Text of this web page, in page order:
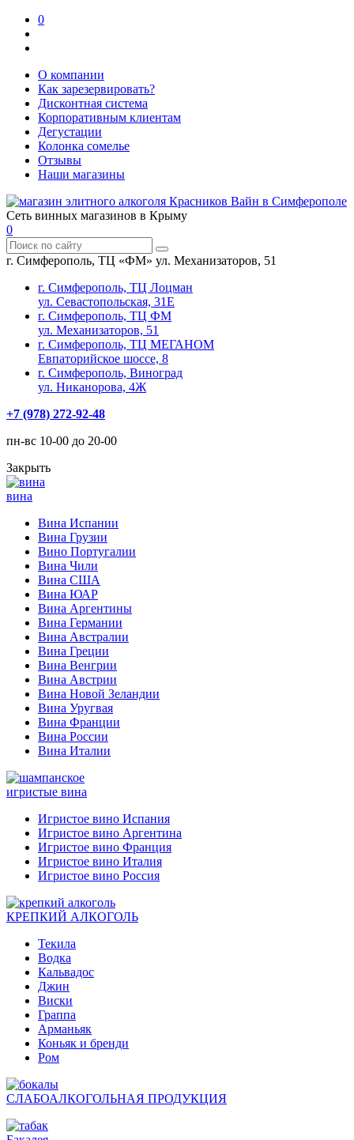
0
О компании
Как зарезервировать?
Дисконтная система
Корпоративным клиентам
Дегустации
Колонка сомелье
Отзывы
Наши магазины
Сеть винных магазинов в Крыму
0
г. Симферополь, ТЦ «ФМ» ул. Механизаторов, 51
г. Симферополь, ТЦ Лоцман
ул. Севастопольская, 31Е
г. Симферополь, ТЦ ФМ
ул. Механизаторов, 51
г. Симферополь, ТЦ МЕГАНОМ
Евпаторийское шоссе, 8
г. Симферополь, Виноград
ул. Никанорова, 4Ж
+7 (978) 272-92-48
пн-вс 10-00 до 20-00
Закрыть
вина
Вина Испании
Вина Грузии
Вино Португалии
Вина Чили
Вина США
Вина ЮАР
Вина Аргентины
Вина Германии
Вина Австралии
Вина Греции
Вина Венгрии
Вина Австрии
Вина Новой Зеландии
Вина Уругвая
Вина Франции
Вина России
Вина Италии
игристые вина
Игристое вино Испания
Игристое вино Аргентина
Игристое вино Франция
Игристое вино Италия
Игристое вино Россия
КРЕПКИЙ АЛКОГОЛЬ
Текила
Водка
Кальвадос
Джин
Виски
Граппа
Арманьяк
Коньяк и бренди
Ром
СЛАБОАЛКОГОЛЬНАЯ ПРОДУКЦИЯ